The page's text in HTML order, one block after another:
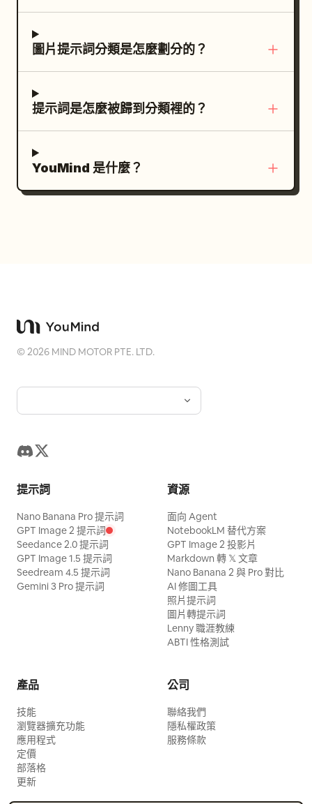
特寫。他有著長白髮、白皙皮膚、發光的頭
且擔憂。必須包含精確 4 片漂浮的白色羽毛與
數個小亮點。白色對話框中的文字為「夜食は
布団へ…」。 第 4 格：木製餐桌前的寬幅場
有著黑色角、長白髮、黑色蝙蝠翅膀，身後可
褶，生動的表情，廚房呈現憂鬱的深夜色調，
3 個主要角色/身分：女子、白髮男子的惡魔型
英文字串、標誌或除 @_sagyo 以外的浮水
直式 9:16 構圖，無文字，無浮水印。
圖片提示詞分類是怎麼劃分的？
提示詞是怎麼被歸到分類裡的？
YouMind 是什麼？
©2026 MIND MOTOR PTE. LTD.
提示詞
Nano Banana Pro 提示詞
GPT Image 2 提示詞
Seedance 2.0 提示詞
GPT Image 1.5 提示詞
Seedream 4.5 提示詞
Gemini 3 Pro 提示詞
資源
面向 Agent
NotebookLM 替代方案
GPT Image 2 投影片
Markdown 轉 𝕏 文章
Nano Banana 2 與 Pro 對比
AI 修圖工具
照片提示詞
圖片轉提示詞
Lenny 職涯教練
ABTI 性格測試
產品
技能
瀏覽器擴充功能
應用程式
定價
部落格
更新
公司
聯絡我們
隱私權政策
服務條款